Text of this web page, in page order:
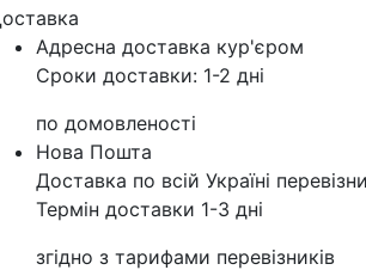
Адресна доставка кур'‎єром
Сроки доставки: 1-2 дні
по домовленості
Нова Пошта
Доставка по всій Україні
Термін доставки 1-3 дні
згідно з тарифами перевізників